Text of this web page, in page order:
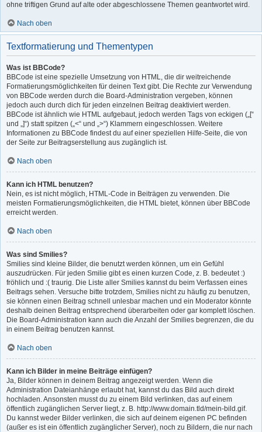
ohne triftigen Grund auf alte oder abgeschlossene Themen geantwortet wird.
Nach oben
Textformatierung und Thementypen
Was ist BBCode?
BBCode ist eine spezielle Umsetzung von HTML, die dir weitreichende
Formatierungsmöglichkeiten für deinen Text gibt. Die Rechte zur Verwendung
von BBCode werden durch die Board-Administration vergeben, können
jedoch auch durch dich für jeden einzelnen Beitrag deaktiviert werden.
BBCode ist ähnlich wie HTML aufgebaut, jedoch werden Tags von eckigen („[“
und „]“) statt spitzen („<“ und „>“) Klammern eingeschlossen. Weitere
Informationen zu BBCode findest du auf einer speziellen Hilfe-Seite, die von
der Seite zur Beitragserstellung aus zugänglich ist.
Nach oben
Kann ich HTML benutzen?
Nein, es ist nicht möglich, HTML-Code in Beiträgen zu verwenden. Die
meisten Formatierungsmöglichkeiten, die HTML bietet, können über BBCode
erreicht werden.
Nach oben
Was sind Smilies?
Smilies sind kleine Bilder, die benutzt werden können, um ein Gefühl
auszudrücken. Für jeden Smilie gibt es einen kurzen Code, z. B. bedeutet :)
fröhlich und :( traurig. Die Liste aller Smilies kannst du beim Verfassen eines
Beitrags sehen. Versuche bitte trotzdem, Smilies nicht zu häufig zu benutzen,
sie können einen Beitrag schnell unlesbar machen und ein Moderator könnte
deshalb deinen Beitrag entsprechend überarbeiten oder gar komplett löschen.
Die Board-Administration kann auch die Anzahl der Smilies begrenzen, die du
in einem Beitrag benutzen kannst.
Nach oben
Kann ich Bilder in meine Beiträge einfügen?
Ja, Bilder können in deinem Beitrag angezeigt werden. Wenn die
Administration Dateianhänge erlaubt hat, kannst du das Bild auch direkt
hochladen. Ansonsten musst du zu einem Bild verlinken, das auf einem
öffentlich zugänglichen Server liegt, z. B. http://www.domain.tld/mein-bild.gif.
Du kannst weder Bilder verlinken, die sich auf deinem eigenen PC befinden
(außer es ist ein öffentlich zugänglicher Server), noch zu Bildern, die nur nach